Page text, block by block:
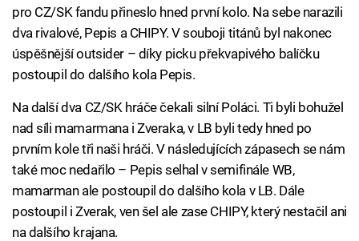
pro CZ/SK fandu přineslo hned první kolo. Na sebe narazili
dva rivalové, Pepis a CHIPY. V souboji titánů byl nakonec
úspěšnější outsider – díky picku překvapivého balíčku
postoupil do dalšího kola Pepis.
Na další dva CZ/SK hráče čekali silní Poláci. Ti byli bohužel
nad síli mamarmana i Zveraka, v LB byli tedy hned po
prvním kole tři naši hráči. V následujících zápasech se nám
také moc nedařilo – Pepis selhal v semifinále WB,
mamarman ale postoupil do dalšího kola v LB. Dále
postoupil i Zverak, ven šel ale zase CHIPY, který nestačil ani
na dalšího krajana.